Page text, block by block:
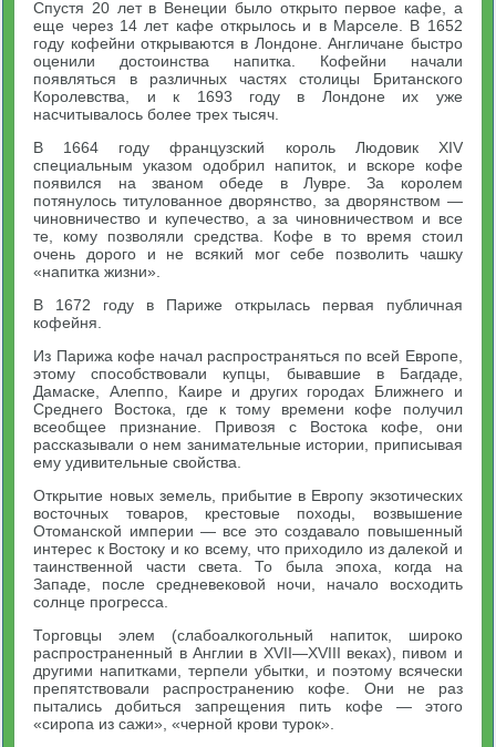
Спустя 20 лет в Венеции было открыто первое кафе, а
еще через 14 лет кафе открылось и в Марселе. В 1652
году кофейни открываются в Лондоне. Англичане быстро
оценили достоинства напитка. Кофейни начали
появляться в различных частях столицы Британского
Королевства, и к 1693 году в Лондоне их уже
насчитывалось более трех тысяч.
В 1664 году французский король Людовик XIV
специальным указом одобрил напиток, и вскоре кофе
появился на званом обеде в Лувре. За королем
потянулось титулованное дворянство, за дворянством —
чиновничество и купечество, а за чиновничеством и все
те, кому позволяли средства. Кофе в то время стоил
очень дорого и не всякий мог себе позволить чашку
«напитка жизни».
В 1672 году в Париже открылась первая публичная
кофейня.
Из Парижа кофе начал распространяться по всей Европе,
этому способствовали купцы, бывавшие в Багдаде,
Дамаске, Алеппо, Каире и других городах Ближнего и
Среднего Востока, где к тому времени кофе получил
всеобщее признание. Привозя с Востока кофе, они
рассказывали о нем занимательные истории, приписывая
ему удивительные свойства.
Открытие новых земель, прибытие в Европу экзотических
восточных товаров, крестовые походы, возвышение
Отоманской империи — все это создавало повышенный
интерес к Востоку и ко всему, что приходило из далекой и
таинственной части света. То была эпоха, когда на
Западе, после средневековой ночи, начало восходить
солнце прогресса.
Торговцы элем (слабоалкогольный напиток, широко
распространенный в Англии в XVII—XVIII веках), пивом и
другими напитками, терпели убытки, и поэтому всячески
препятствовали распространению кофе. Они не раз
пытались добиться запрещения пить кофе — этого
«сиропа из сажи», «черной крови турок».